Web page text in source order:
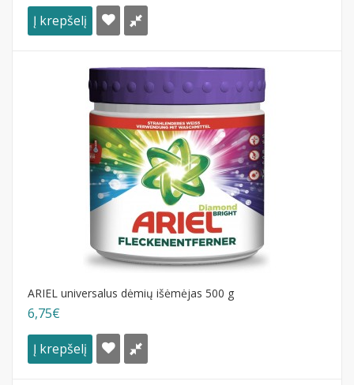
Į krepšelį
ARIEL universalus dėmių išėmėjas 500 g
6,75€
Į krepšelį